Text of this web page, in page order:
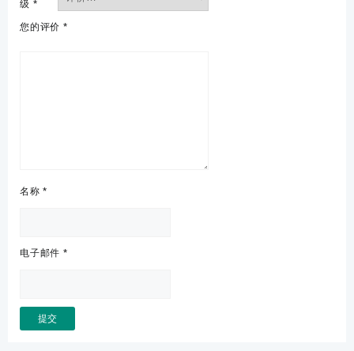
级 *
您的评价 *
名称*
电子邮件 *